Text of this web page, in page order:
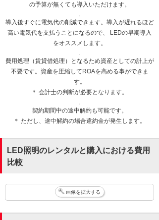
の予算が無くても導入いただけます。
導入後すぐに電気代の削減できます。導入が遅れるほど
高い電気代を支払うことになるので、 LEDの早期導入
をオススメします。
費用処理（賃貸借処理）となるため資産としての計上が
不要です。資産を圧縮してROAを高める事ができま
す。
＊ 会計士の判断が必要となります。
契約期間中の途中解約も可能です。
＊ ただし、途中解約の場合違約金が発生します。
LED照明のレンタルと購入における費用
比較
画像を拡大する